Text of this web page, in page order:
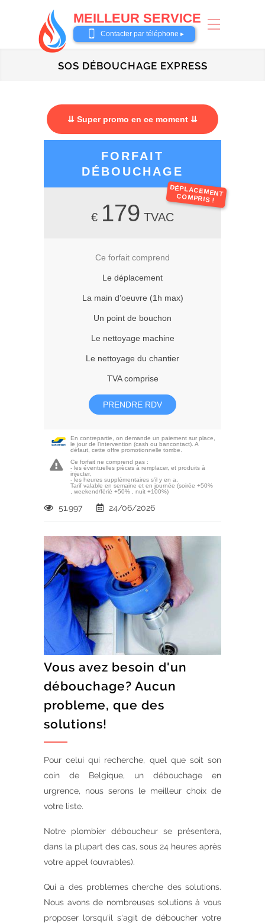
MEILLEUR SERVICE
0487 62 69 26
Contacter par téléphone ▸
SOS DÉBOUCHAGE EXPRESS
⇊ Super promo en ce moment ⇊
FORFAIT
DÉBOUCHAGE
DÉPLACEMENT
COMPRIS !
€ 179 TVAC
Ce forfait comprend
Le déplacement
La main d'oeuvre (1h max)
Un point de bouchon
Le nettoyage machine
Le nettoyage du chantier
TVA comprise
PRENDRE RDV
En contrepartie, on demande un paiement sur place,
le jour de l'intervention (cash ou bancontact). A
défaut, cette offre promotionnelle tombe.
Ce forfait ne comprend pas :
- les éventuelles pièces à remplacer, et produits à
injecter,
- les heures supplémentaires s'il y en a.
Tarif valable en semaine et en journée (soirée +50%
, weekend/férié +50% , nuit +100%)
51.997 24/06/2026
Vous avez besoin d'un
débouchage? Aucun
probleme, que des
solutions!
Pour celui qui recherche, quel que soit son
coin de Belgique, un débouchage en
urgrence, nous serons le meilleur choix de
votre liste.
Notre plombier déboucheur se présentera,
dans la plupart des cas, sous 24 heures après
votre appel (ouvrables).
Qui a des problemes cherche des solutions.
Nous avons de nombreuses solutions à vous
proposer lorsqu'il s'agit de déboucher votre